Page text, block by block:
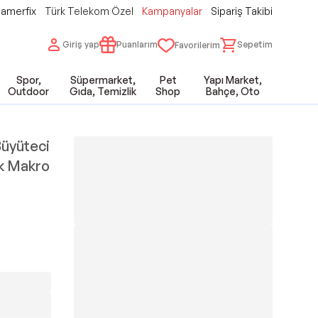
Türk Telekom Özel Kampanyalar Sipariş Takibi
Giriş yap Puanlarım Favorilerim Sepetim
Spor,
Outdoor
Süpermarket,
Gıda, Temizlik
Pet
Shop
Yapı Market,
Bahçe, Oto
Makro